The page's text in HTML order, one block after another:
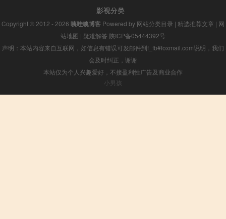
影视分类
Copyright © 2012 - 2026 咦哇噢博客 Powered by 网站分类目录 | 精选推荐文章 | 网
站地图 | 疑难解答 陕ICP备05444392号
声明：本站内容来自互联网，如信息有错误可发邮件到f_fb#foxmail.com说明，我们
会及时纠正，谢谢
本站仅为个人兴趣爱好，不接盈利性广告及商业合作
小男孩